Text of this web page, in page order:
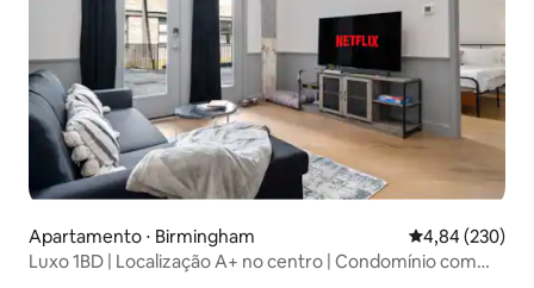
Apartamento ⋅ Birmingham 4,84 de uma
4,84 (230)
Luxo 1BD | Localização A+ no centro | Condomínio com